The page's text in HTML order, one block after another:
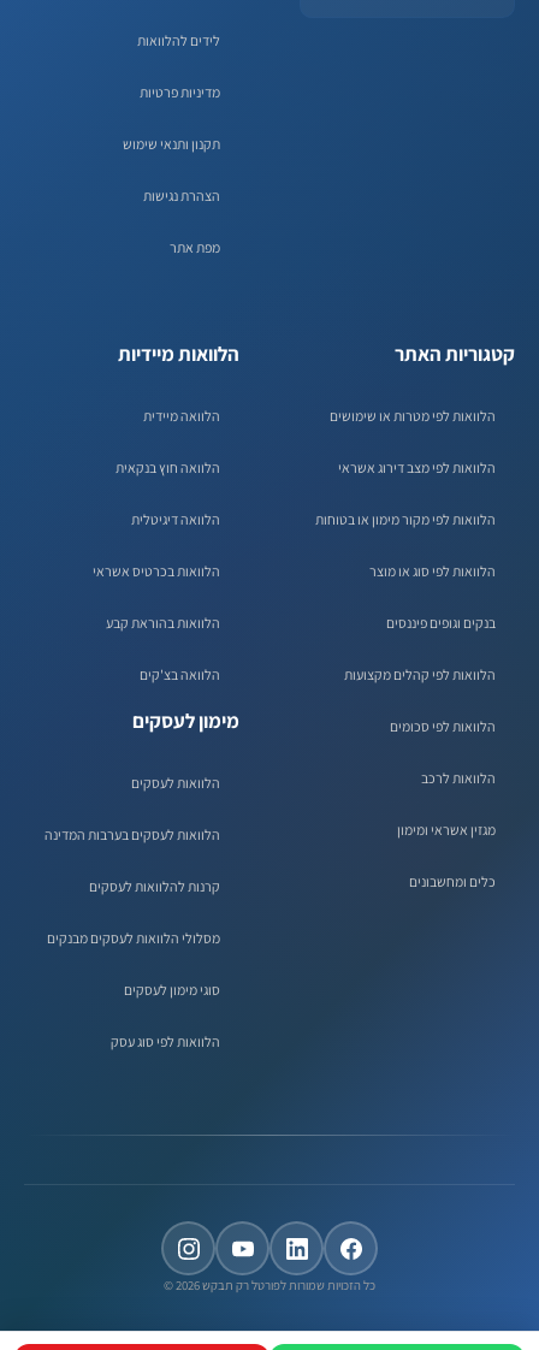
לידים להלוואות
מדיניות פרטיות
תקנון ותנאי שימוש
הצהרת נגישות
מפת אתר
קטגוריות האתר
הלוואות לפי מטרות או שימושים
הלוואות לפי מצב דירוג אשראי
הלוואות לפי מקור מימון או בטוחות
הלוואות לפי סוג או מוצר
בנקים וגופים פיננסים
הלוואות לפי קהלים מקצועות
הלוואות לפי סכומים
הלוואות לרכב
מגזין אשראי ומימון
כלים ומחשבונים
הלוואות מיידיות
הלוואה מיידית
הלוואה חוץ בנקאית
הלוואה דיגיטלית
הלוואות בכרטיס אשראי
הלוואות בהוראת קבע
הלוואה בצ'קים
מימון לעסקים
הלוואות לעסקים
הלוואות לעסקים בערבות המדינה
קרנות להלוואות לעסקים
מסלולי הלוואות לעסקים מבנקים
סוגי מימון לעסקים
הלוואות לפי סוג עסק
כל הזכויות שמורות לפורטל רק תבקש 2026 ©